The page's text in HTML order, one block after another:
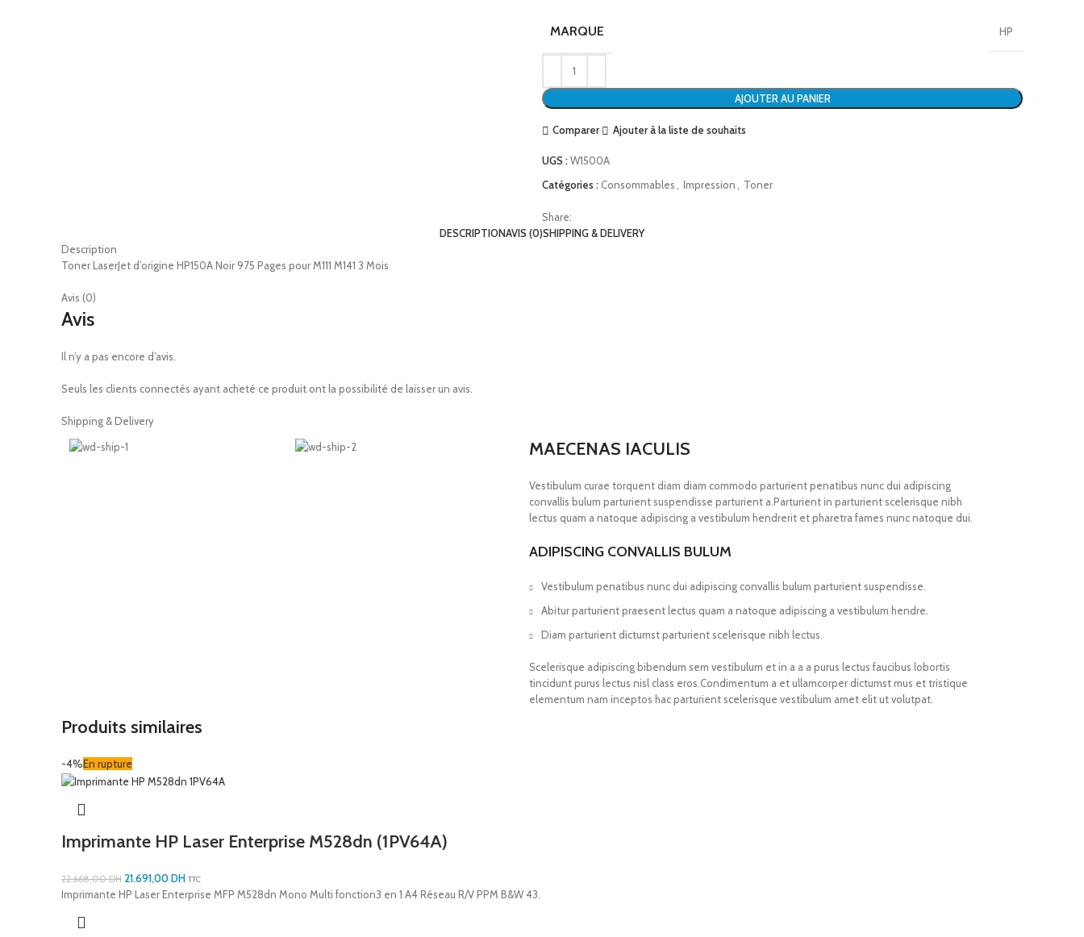
MARQUE HP
AJOUTER AU PANIER
Comparer Ajouter à la liste de souhaits
UGS :W1500A
Catégories : Consommables Impression Toner
Share:
DESCRIPTIONAVIS (0)SHIPPING & DELIVERY
Description
Toner LaserJet d’origine HP150A Noir 975 Pages pour M111 M141 3 Mois
Avis (0)
Avis
Il n’y a pas encore d’avis.
Seuls les clients connectés ayant acheté ce produit ont la possibilité de laisser un avis.
Shipping & Delivery
MAECENAS IACULIS
Vestibulum curae torquent diam diam commodo parturient penatibus nunc dui adipiscing
convallis bulum parturient suspendisse parturient a.Parturient in parturient scelerisque nibh
lectus quam a natoque adipiscing a vestibulum hendrerit et pharetra fames nunc natoque dui.
ADIPISCING CONVALLIS BULUM
Vestibulum penatibus nunc dui adipiscing convallis bulum parturient suspendisse.
Abitur parturient praesent lectus quam a natoque adipiscing a vestibulum hendre.
Diam parturient dictumst parturient scelerisque nibh lectus.
Scelerisque adipiscing bibendum sem vestibulum et in a a a purus lectus faucibus lobortis
tincidunt purus lectus nisl class eros.Condimentum a et ullamcorper dictumst mus et tristique
elementum nam inceptos hac parturient scelerisque vestibulum amet elit ut volutpat.
Produits similaires
-4%En rupture
Imprimante HP Laser Enterprise M528dn (1PV64A)
22.668,00DH 21.691,00DH TTC
Imprimante HP Laser Enterprise MFP M528dn Mono Multi fonction3 en 1 A4 Réseau R/V PPM B&W 43.